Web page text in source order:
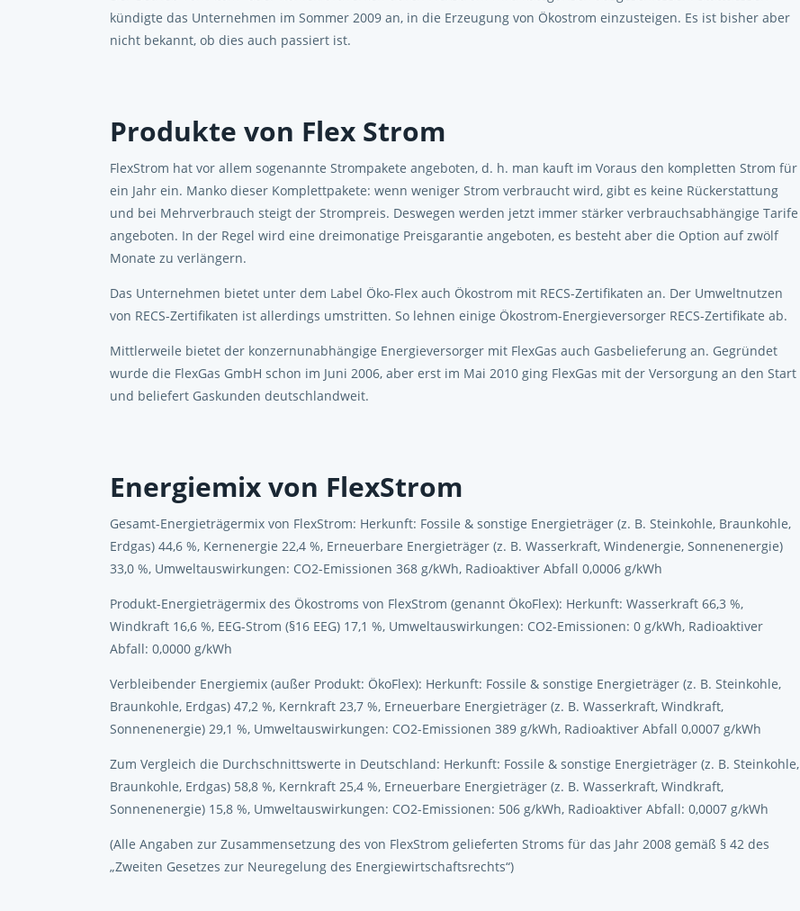
kündigte das Unternehmen im Sommer 2009 an, in die Erzeugung von Ökostrom einzusteigen. Es ist bisher aber
nicht bekannt, ob dies auch passiert ist.
Produkte von Flex Strom
FlexStrom hat vor allem sogenannte Strompakete angeboten, d. h. man kauft im Voraus den kompletten Strom für
ein Jahr ein. Manko dieser Komplettpakete: wenn weniger Strom verbraucht wird, gibt es keine Rückerstattung
und bei Mehrverbrauch steigt der Strompreis. Deswegen werden jetzt immer stärker verbrauchsabhängige Tarife
angeboten. In der Regel wird eine dreimonatige Preisgarantie angeboten, es besteht aber die Option auf zwölf
Monate zu verlängern.
Das Unternehmen bietet unter dem Label Öko-Flex auch Ökostrom mit RECS-Zertifikaten an. Der Umweltnutzen
von RECS-Zertifikaten ist allerdings umstritten. So lehnen einige Ökostrom-Energieversorger RECS-Zertifikate ab.
Mittlerweile bietet der konzernunabhängige Energieversorger mit FlexGas auch Gasbelieferung an. Gegründet
wurde die FlexGas GmbH schon im Juni 2006, aber erst im Mai 2010 ging FlexGas mit der Versorgung an den Start
und beliefert Gaskunden deutschlandweit.
Energiemix von FlexStrom
Gesamt-Energieträgermix von FlexStrom: Herkunft: Fossile & sonstige Energieträger (z. B. Steinkohle, Braunkohle,
Erdgas) 44,6 %, Kernenergie 22,4 %, Erneuerbare Energieträger (z. B. Wasserkraft, Windenergie, Sonnenenergie)
33,0 %, Umweltauswirkungen: CO2-Emissionen 368 g/kWh, Radioaktiver Abfall 0,0006 g/kWh
Produkt-Energieträgermix des Ökostroms von FlexStrom (genannt ÖkoFlex): Herkunft: Wasserkraft 66,3 %,
Windkraft 16,6 %, EEG-Strom (§16 EEG) 17,1 %, Umweltauswirkungen: CO2-Emissionen: 0 g/kWh, Radioaktiver
Abfall: 0,0000 g/kWh
Verbleibender Energiemix (außer Produkt: ÖkoFlex): Herkunft: Fossile & sonstige Energieträger (z. B. Steinkohle,
Braunkohle, Erdgas) 47,2 %, Kernkraft 23,7 %, Erneuerbare Energieträger (z. B. Wasserkraft, Windkraft,
Sonnenenergie) 29,1 %, Umweltauswirkungen: CO2-Emissionen 389 g/kWh, Radioaktiver Abfall 0,0007 g/kWh
Zum Vergleich die Durchschnittswerte in Deutschland: Herkunft: Fossile & sonstige Energieträger (z. B. Steinkohle,
Braunkohle, Erdgas) 58,8 %, Kernkraft 25,4 %, Erneuerbare Energieträger (z. B. Wasserkraft, Windkraft,
Sonnenenergie) 15,8 %, Umweltauswirkungen: CO2-Emissionen: 506 g/kWh, Radioaktiver Abfall: 0,0007 g/kWh
(Alle Angaben zur Zusammensetzung des von FlexStrom gelieferten Stroms für das Jahr 2008 gemäß § 42 des
„Zweiten Gesetzes zur Neuregelung des Energiewirtschaftsrechts“)